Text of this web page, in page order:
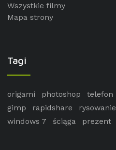
Wszystkie filmy
Mapa strony
Tagi
origami photoshop telefon
gimp
rapidshare rysowanie
windows 7
ściąga prezent